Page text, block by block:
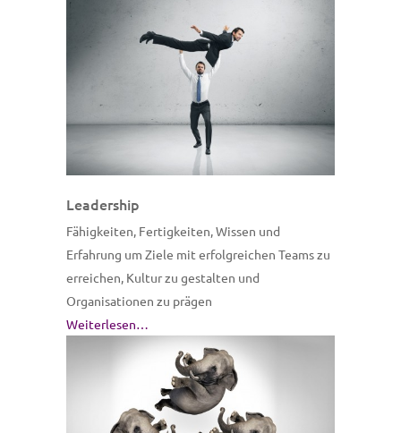
Leadership
Fähigkeiten, Fertigkeiten, Wissen und
Erfahrung um Ziele mit erfolgreichen Teams zu
erreichen, Kultur zu gestalten und
Organisationen zu prägen
Weiterlesen…